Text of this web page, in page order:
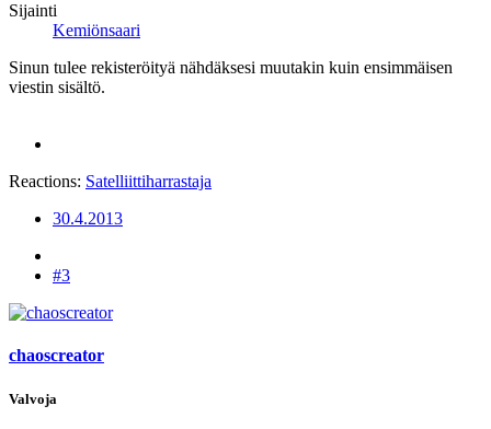
Sijainti
Kemiönsaari
Sinun tulee rekisteröityä nähdäksesi muutakin kuin ensimmäisen
viestin sisältö.
Reactions: Satelliittiharrastaja
30.4.2013
#3
chaoscreator
Valvoja